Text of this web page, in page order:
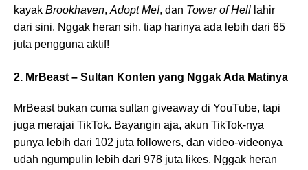
kayak Brookhaven,Adopt Me!, dan Tower of Hell lahir
dari sini. Nggak heran sih, tiap harinya ada lebih dari 65
juta pengguna aktif!
2. MrBeast – Sultan Konten yang Nggak Ada Matinya
MrBeast bukan cuma sultan giveaway di YouTube, tapi
juga merajai TikTok. Bayangin aja, akun TikTok-nya
punya lebih dari 102 juta followers, dan video-videonya
udah ngumpulin lebih dari 978 juta likes. Nggak heran